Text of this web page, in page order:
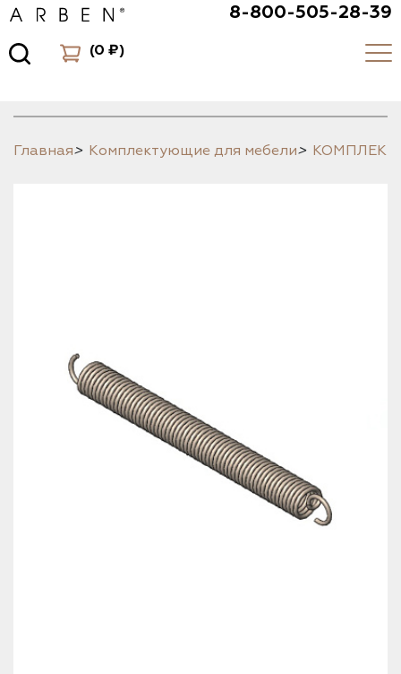
8-800-505-28-39
(0 ₽)
Главная> Комплектующие для мебели>